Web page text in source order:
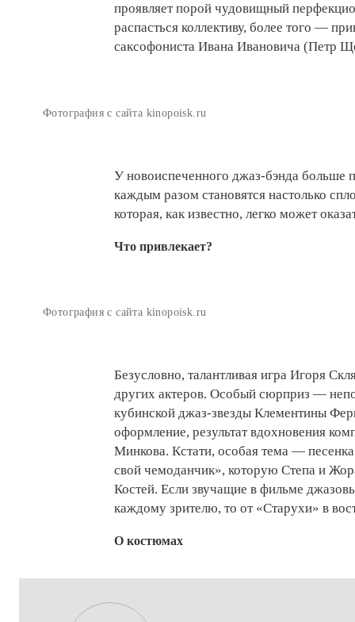
проявляет порой чудовищный
распасться коллективу, более того —
саксофониста Ивана Ивановича (Петр
Фотография с сайта kinopoisk.ru
У новоиспеченного джаз-бэнда больше
каждым разом становятся настолько
которая, как известно, легко может
Что привлекает?
Фотография с сайта kinopoisk.ru
Безусловно, талантливая игра Игоря
других актеров. Особый сюрприз —
кубинской джаз-звезды Клементины
оформление, результат вдохновения
Минкова. Кстати, особая тема —
свой чемоданчик», которую Степа и
Костей. Если звучащие в фильме
каждому зрителю, то от «Старухи» в
О костюмах